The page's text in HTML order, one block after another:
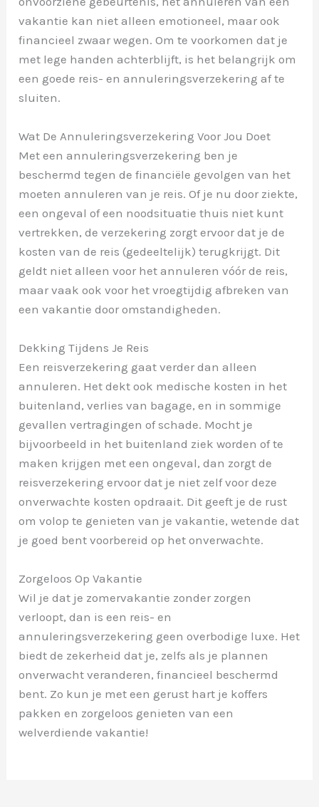
vakantie kan niet alleen emotioneel, maar ook
financieel zwaar wegen. Om te voorkomen dat je
met lege handen achterblijft, is het belangrijk om
een goede reis- en annuleringsverzekering af te
sluiten.
Wat De Annuleringsverzekering Voor Jou Doet
Met een annuleringsverzekering ben je
beschermd tegen de financiële gevolgen van het
moeten annuleren van je reis. Of je nu door ziekte,
een ongeval of een noodsituatie thuis niet kunt
vertrekken, de verzekering zorgt ervoor dat je de
kosten van de reis (gedeeltelijk) terugkrijgt. Dit
geldt niet alleen voor het annuleren vóór de reis,
maar vaak ook voor het vroegtijdig afbreken van
een vakantie door omstandigheden.
Dekking Tijdens Je Reis
Een reisverzekering gaat verder dan alleen
annuleren. Het dekt ook medische kosten in het
buitenland, verlies van bagage, en in sommige
gevallen vertragingen of schade. Mocht je
bijvoorbeeld in het buitenland ziek worden of te
maken krijgen met een ongeval, dan zorgt de
reisverzekering ervoor dat je niet zelf voor deze
onverwachte kosten opdraait. Dit geeft je de rust
om volop te genieten van je vakantie, wetende dat
je goed bent voorbereid op het onverwachte.
Zorgeloos Op Vakantie
Wil je dat je zomervakantie zonder zorgen
verloopt, dan is een reis- en
annuleringsverzekering geen overbodige luxe. Het
biedt de zekerheid dat je, zelfs als je plannen
onverwacht veranderen, financieel beschermd
bent. Zo kun je met een gerust hart je koffers
pakken en zorgeloos genieten van een
welverdiende vakantie!